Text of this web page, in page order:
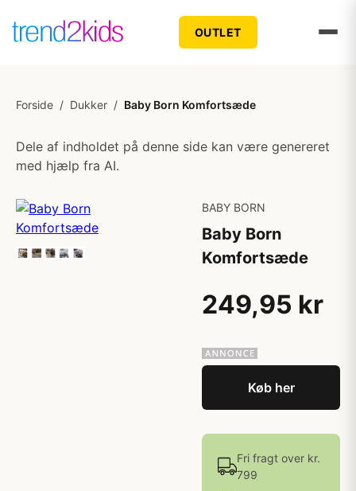
OUTLET
Forside / Dukker / Baby Born Komfortsæde
Dele af indholdet på denne side kan være genereret
med hjælp fra AI.
BABY BORN
Baby Born
Komfortsæde
249,95 kr
Køb her
Fri fragt over kr.
799